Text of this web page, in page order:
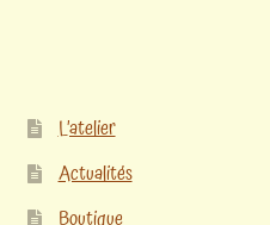
L’atelier
Actualités
Boutique